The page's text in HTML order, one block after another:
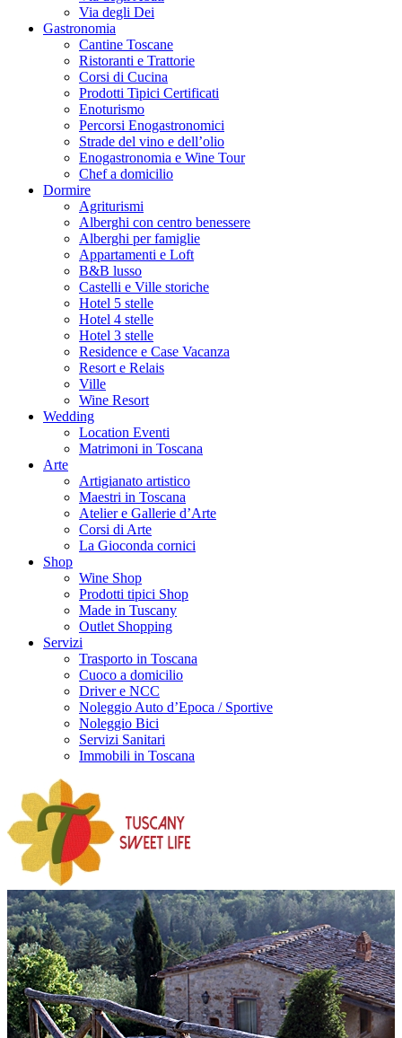
Via degli Dei
Gastronomia
Cantine Toscane
Ristoranti e Trattorie
Corsi di Cucina
Prodotti Tipici Certificati
Enoturismo
Percorsi Enogastronomici
Strade del vino e dell’olio
Enogastronomia e Wine Tour
Chef a domicilio
Dormire
Agriturismi
Alberghi con centro benessere
Alberghi per famiglie
Appartamenti e Loft
B&B lusso
Castelli e Ville storiche
Hotel 5 stelle
Hotel 4 stelle
Hotel 3 stelle
Residence e Case Vacanza
Resort e Relais
Ville
Wine Resort
Wedding
Location Eventi
Matrimoni in Toscana
Arte
Artigianato artistico
Maestri in Toscana
Atelier e Gallerie d’Arte
Corsi di Arte
La Gioconda cornici
Shop
Wine Shop
Prodotti tipici Shop
Made in Tuscany
Outlet Shopping
Servizi
Trasporto in Toscana
Cuoco a domicilio
Driver e NCC
Noleggio Auto d’Epoca / Sportive
Noleggio Bici
Servizi Sanitari
Immobili in Toscana